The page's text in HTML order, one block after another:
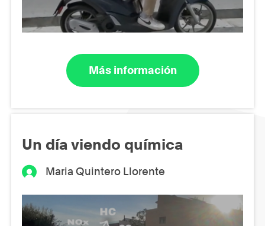
Más información
Un día viendo química
Maria Quintero Llorente